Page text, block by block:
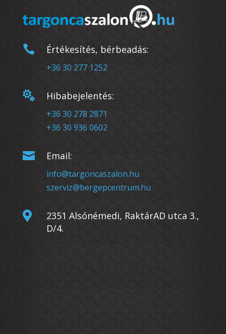
 Értékesítés, bérbeadás:
+36 30 277 1252
 Hibabejelentés:
+36 30 278 2871
+36 30 936 0602
 Email:
info@targoncaszalon.hu
szerviz@bergepcentrum.hu

2351 Alsónémedi, RaktárAD utca 3.,
D/4.